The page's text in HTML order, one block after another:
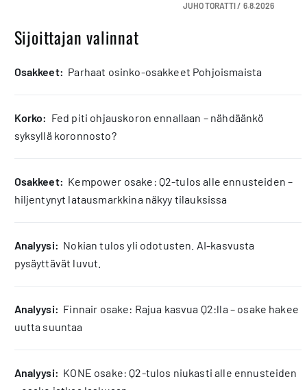
JUHO TORATTI / 6.8.2026
Sijoittajan valinnat
osakkeet: Parhaat osinko-osakkeet Pohjoismaista
korko: Fed piti ohjauskoron ennallaan – nähdäänkö
syksyllä koronnosto?
osakkeet: Kempower osake: Q2-tulos alle ennusteiden –
hiljentynyt latausmarkkina näkyy tilauksissa
analyysi: Nokian tulos yli odotusten. AI-kasvusta
pysäyttävät luvut.
analyysi: Finnair osake: Rajua kasvua Q2:lla – osake hakee
uutta suuntaa
analyysi: KONE osake: Q2-tulos niukasti alle ennusteiden